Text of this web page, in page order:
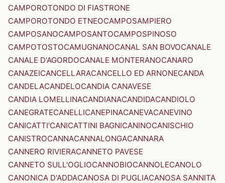
CAMPOROTONDO DI FIASTRONE
CAMPOROTONDO ETNEOCAMPOSAMPIERO
CAMPOSANOCAMPOSANTOCAMPOSPINOSO
CAMPOTOSTOCAMUGNANOCANAL SAN BOVOCANALE
CANALE D'AGORDOCANALE MONTERANOCANARO
CANAZEICANCELLARACANCELLO ED ARNONECANDA
CANDELACANDELOCANDIA CANAVESE
CANDIA LOMELLINACANDIANACANDIDACANDIOLO
CANEGRATECANELLICANEPINACANEVACANEVINO
CANICATTI'CANICATTINI BAGNICANINOCANISCHIO
CANISTROCANNACANNALONGACANNARA
CANNERO RIVIERACANNETO PAVESE
CANNETO SULL'OGLIOCANNOBIOCANNOLECANOLO
CANONICA D'ADDACANOSA DI PUGLIACANOSA SANNITA